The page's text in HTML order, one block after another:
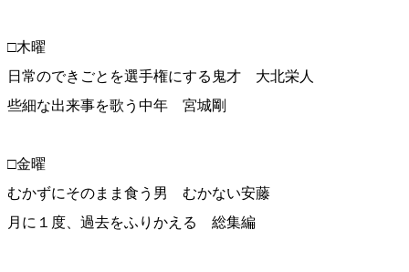
□木曜
日常のできごとを選手権にする鬼才 大北栄人
些細な出来事を歌う中年 宮城剛
□金曜
むかずにそのまま食う男 むかない安藤
月に１度、過去をふりかえる 総集編